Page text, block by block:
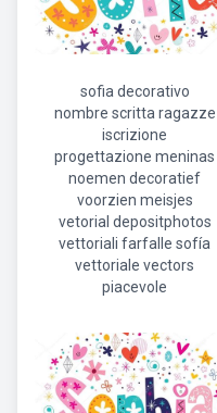
sofia decorativo
nombre scritta ragazze
iscrizione
progettazione meninas
noemen decoratief
voorzien meisjes
vetorial depositphotos
vettoriali farfalle sofía
vettoriale vectors
piacevole